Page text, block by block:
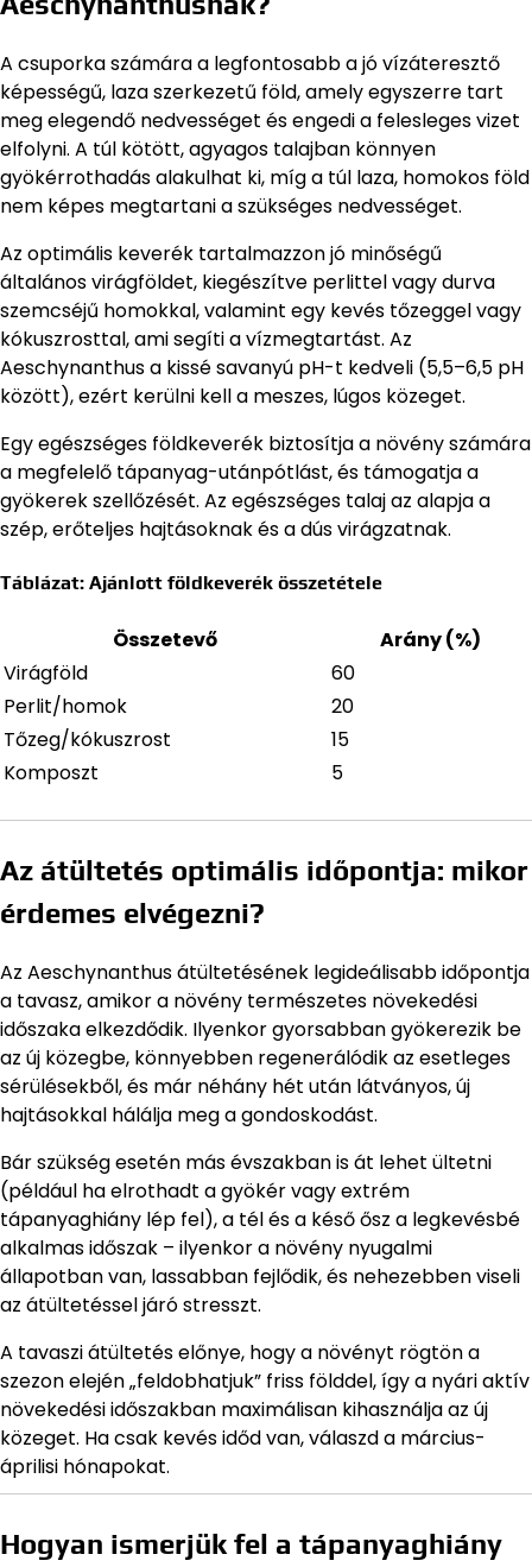
A csuporka számára a legfontosabb a jó vízáteresztő
képességű, laza szerkezetű föld, amely egyszerre tart
meg elegendő nedvességet és engedi a felesleges vizet
elfolyni. A túl kötött, agyagos talajban könnyen
gyökérrothadás alakulhat ki, míg a túl laza, homokos föld
nem képes megtartani a szükséges nedvességet.
Az optimális keverék tartalmazzon jó minőségű
általános virágföldet, kiegészítve perlittel vagy durva
szemcséjű homokkal, valamint egy kevés tőzeggel vagy
kókuszrosttal, ami segíti a vízmegtartást. Az
Aeschynanthus a kissé savanyú pH-t kedveli (5,5–6,5 pH
között), ezért kerülni kell a meszes, lúgos közeget.
Egy egészséges földkeverék biztosítja a növény számára
a megfelelő tápanyag-utánpótlást, és támogatja a
gyökerek szellőzését. Az egészséges talaj az alapja a
szép, erőteljes hajtásoknak és a dús virágzatnak.
Táblázat: Ajánlott földkeverék összetétele
Összetevő
Arány (%)
Virágföld
60
Perlit/homok
20
Tőzeg/kókuszrost
15
Komposzt
5
Az átültetés optimális időpontja: mikor
érdemes elvégezni?
Az Aeschynanthus átültetésének legideálisabb időpontja
a tavasz, amikor a növény természetes növekedési
időszaka elkezdődik. Ilyenkor gyorsabban gyökerezik be
az új közegbe, könnyebben regenerálódik az esetleges
sérülésekből, és már néhány hét után látványos, új
hajtásokkal hálálja meg a gondoskodást.
Bár szükség esetén más évszakban is át lehet ültetni
(például ha elrothadt a gyökér vagy extrém
tápanyaghiány lép fel), a tél és a késő ősz a legkevésbé
alkalmas időszak – ilyenkor a növény nyugalmi
állapotban van, lassabban fejlődik, és nehezebben viseli
az átültetéssel járó stresszt.
A tavaszi átültetés előnye, hogy a növényt rögtön a
szezon elején „feldobhatjuk” friss földdel, így a nyári aktív
növekedési időszakban maximálisan kihasználja az új
közeget. Ha csak kevés időd van, válaszd a március-
áprilisi hónapokat.
Hogyan ismerjük fel a tápanyaghiány